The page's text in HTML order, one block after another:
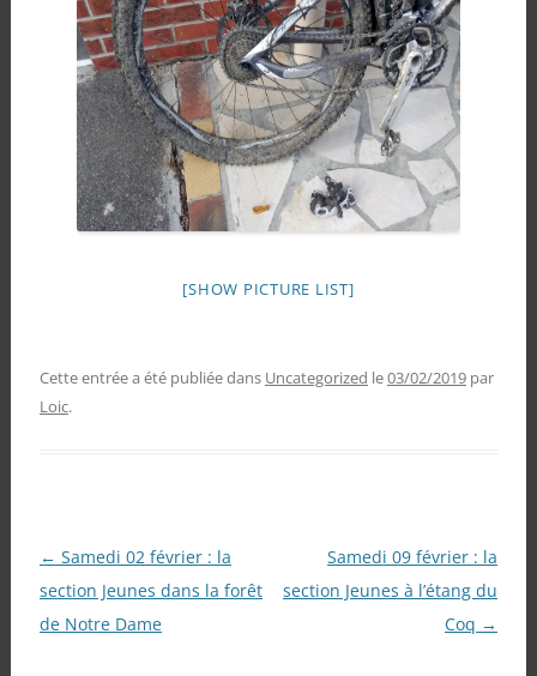
[SHOW PICTURE LIST]
Cette entrée a été publiée dans Uncategorized le03/02/2019 par
Loic.
Navigation
des
articles
← Samedi 02 février : la
section Jeunes dans la forêt
de Notre Dame
Samedi 09 février : la
section Jeunes à l’étang du
Coq →